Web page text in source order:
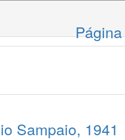
Sampaio, 1941